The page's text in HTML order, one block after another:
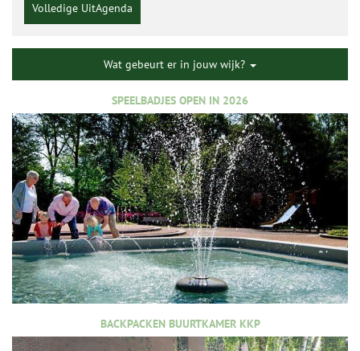
Volledige UitAgenda
Wat gebeurt er in jouw wijk?
SPEELBADJES OPEN IN 2026
BACKPACKEN BUURTKAMER KKP